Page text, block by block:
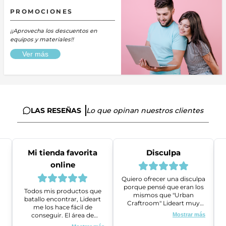
PROMOCIONES
¡¡Aprovecha los descuentos en
equipos y materiales!!
Ver más
LAS RESEÑAS Lo que opinan nuestros clientes
Mi tienda favorita
online
Todos mis productos que
batallo encontrar, Lideart
me los hace fácil de
conseguir. El área de
ventas es super amable y
Disculpa
Quiero ofrecer una disculpa
porque pensé que eran los
mismos que "Urban
Craftroom" Lideart muy
amables me ayudaron a
gestionar un problema que
Mostrar más